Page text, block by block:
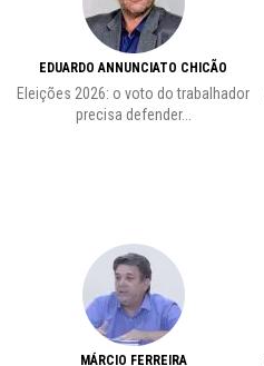
EDUARDO ANNUNCIATO CHICÃO
Eleições 2026: o voto do trabalhador
precisa defender...
MÁRCIO FERREIRA